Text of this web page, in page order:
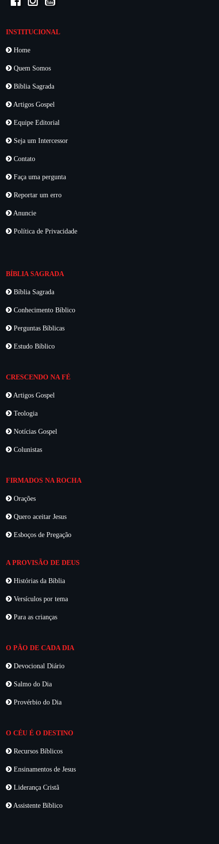
INSTITUCIONAL
Home
Quem Somos
Bíblia Sagrada
Artigos Gospel
Equipe Editorial
Seja um Intercessor
Contato
Faça uma pergunta
Reportar um erro
Anuncie
Política de Privacidade
BÍBLIA SAGRADA
Bíblia Sagrada
Conhecimento Bíblico
Perguntas Bíblicas
Estudo Bíblico
CRESCENDO NA FÉ
Artigos Gospel
Teologia
Notícias Gospel
Colunistas
FIRMADOS NA ROCHA
Orações
Quero aceitar Jesus
Esboços de Pregação
A PROVISÃO DE DEUS
Histórias da Bíblia
Versículos por tema
Para as crianças
O PÃO DE CADA DIA
Devocional Diário
Salmo do Dia
Provérbio do Dia
O CÉU É O DESTINO
Recursos Bíblicos
Ensinamentos de Jesus
Liderança Cristã
Assistente Bíblico